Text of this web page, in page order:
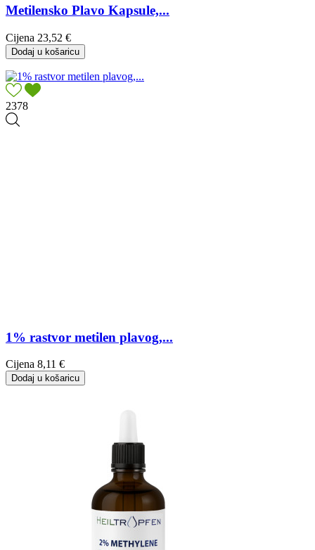
Metilensko Plavo Kapsule,...
Cijena 23,52 €
Dodaj u košaricu
2378
1% rastvor metilen plavog,...
Cijena 8,11 €
Dodaj u košaricu